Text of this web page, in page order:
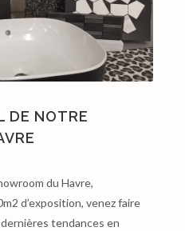
DE NOTRE
du Havre,
d’exposition, venez faire
tendances en